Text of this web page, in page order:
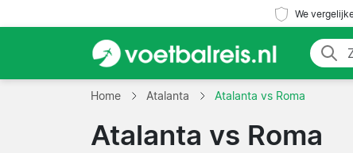
We
Home Atalanta Atalanta vs Roma
Atalanta vs Roma